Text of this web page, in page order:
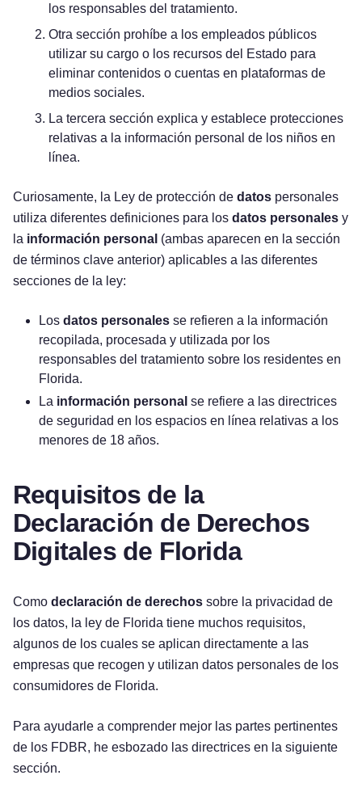
los responsables del tratamiento.
Otra sección prohíbe a los empleados públicos
utilizar su cargo o los recursos del Estado para
eliminar contenidos o cuentas en plataformas de
medios sociales.
La tercera sección explica y establece protecciones
relativas a la información personal de los niños en
línea.
Curiosamente, la Ley de protección de datos personales
utiliza diferentes definiciones para los datos personales y
la información personal (ambas aparecen en la sección
de términos clave anterior) aplicables a las diferentes
secciones de la ley:
Los datos personales se refieren a la información
recopilada, procesada y utilizada por los
responsables del tratamiento sobre los residentes en
Florida.
La información personal se refiere a las directrices
de seguridad en los espacios en línea relativas a los
menores de 18 años.
Requisitos de la
Declaración de Derechos
Digitales de Florida
Como declaración de derechos sobre la privacidad de
los datos, la ley de Florida tiene muchos requisitos,
algunos de los cuales se aplican directamente a las
empresas que recogen y utilizan datos personales de los
consumidores de Florida.
Para ayudarle a comprender mejor las partes pertinentes
de los FDBR, he esbozado las directrices en la siguiente
sección.